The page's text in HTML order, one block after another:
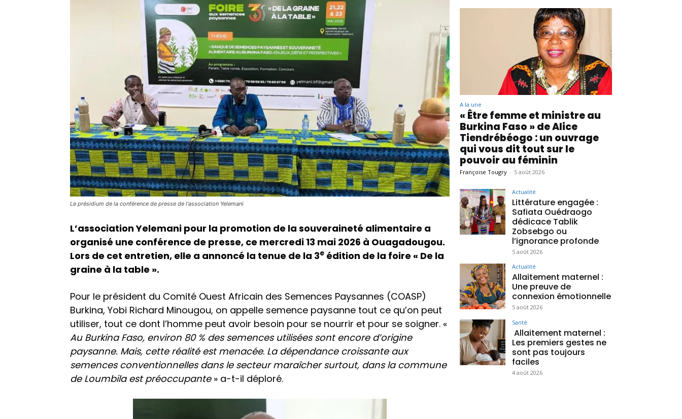
Le présidium de la conférence de presse de l'association Yelemani
L’association Yelemani pour la promotion de la souveraineté alimentaire a
organisé une conférence de presse, ce mercredi 13 mai 2026 à Ouagadougou.
Lors de cet entretien, elle a annoncé la tenue de la 3e édition de la foire « De la
graine à la table ».
Pour le président du Comité Ouest Africain des Semences Paysannes (COASP)
Burkina, Yobi Richard Minougou, on appelle semence paysanne tout ce qu’on peut
utiliser, tout ce dont l’homme peut avoir besoin pour se nourrir et pour se soigner. «
Au Burkina Faso, environ 80 % des semences utilisées sont encore d’origine
paysanne. Mais, cette réalité est menacée. La dépendance croissante aux
semences conventionnelles dans le secteur maraîcher surtout, dans la commune
de Loumbila est préoccupante» a-t-il déploré.
A la une
« Être femme et ministre au
Burkina Faso » de Alice
Tiendrébéogo : un ouvrage
qui vous dit tout sur le
pouvoir au féminin
Françoise Tougry - 5 août 2026
Actualité
Littérature engagée :
Safiata Ouédraogo
dédicace Tablik
Zobsebgo ou
l’ignorance profonde
5 août 2026
Actualité
Allaitement maternel :
Une preuve de
connexion émotionnelle
5 août 2026
Santé
Allaitement maternel :
Les premiers gestes ne
sont pas toujours
faciles
4 août 2026